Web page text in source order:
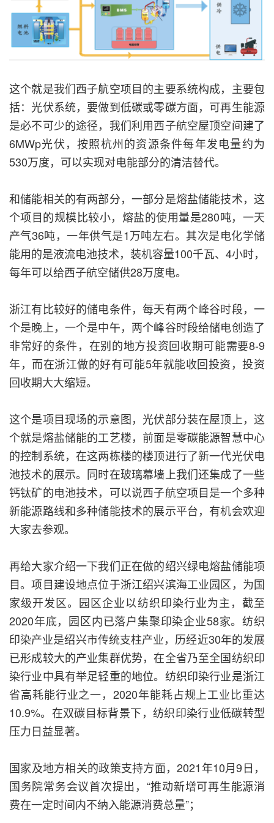
这个就是我们西子航空项目的主要系统构成，主要包
括：光伏系统，要做到低碳或零碳方面，可再生能源
是必不可少的途径，我们利用西子航空屋顶空间建了
6MWp光伏，按照杭州的资源条件每年发电量约为
530万度，可以实现对电能部分的清洁替代。
和储能相关的有两部分，一部分是熔盐储能技术，这
个项目的规模比较小，熔盐的使用量是280吨，一天
产气36吨，一年供气是1万吨左右。其次是电化学储
能用的是液流电池技术，装机容量100千瓦、4小时，
每年可以给西子航空储供28万度电。
浙江有比较好的储电条件，每天有两个峰谷时段，一
个是晚上，一个是中午，两个峰谷时段给储电创造了
非常好的条件，在别的地方投资回收期可能需要8-9
年，而在浙江做的好有可能5年就能收回投资，投资
回收期大大缩短。
这个是项目现场的示意图，光伏部分装在屋顶上，这
个就是熔盐储能的工艺楼，前面是零碳能源智慧中心
的控制系统，在这两栋楼的楼顶进行了新一代光伏电
池技术的展示。同时在玻璃幕墙上我们还集成了一些
钙钛矿的电池技术，可以说西子航空项目是一个多种
新能源路线和多种储能技术的展示平台，有机会欢迎
大家去参观。
再给大家介绍一下我们正在做的绍兴绿电熔盐储能项
目。项目建设地点位于浙江绍兴滨海工业园区，为国
家级开发区。园区企业以纺织印染行业为主，截至
2020年底，园区内已落户集聚印染企业58家。纺织
印染产业是绍兴市传统支柱产业，历经近30年的发展
已形成较大的产业集群优势，在全省乃至全国纺织印
染行业中具有举足轻重的地位。纺织印染行业是浙江
省高耗能行业之一，2020年能耗占规上工业比重达
10.9%。在双碳目标背景下，纺织印染行业低碳转型
压力日益显著。
国家及地方相关的政策支持方面，2021年10月9日，
国务院常务会议首次提出，“推动新增可再生能源消
费在一定时间内不纳入能源消费总量”；